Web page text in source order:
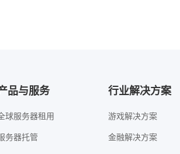
品与服务
球服务器租用
务器托管
行业解决方案
游戏解决方案
金融解决方案